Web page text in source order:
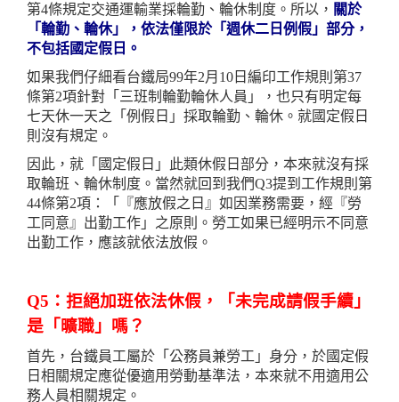
第4條規定交通運輸業採輪勤、輪休制度。所以， 關於
「輪勤、輪休」，依法僅限於「週休二日例假」部分，
不包括國定假日。
如果我們仔細看台鐵局99年2月10日編印工作規則第37
條第2項針對「三班制輪勤輪休人員」，也只有明定每
七天休一天之「例假日」採取輪勤、輪休。就國定假日
則沒有規定。
因此，就「國定假日」此類休假日部分，本來就沒有採
取輪班、輪休制度。當然就回到我們Q3提到工作規則第
44條第2項：「『應放假之日』如因業務需要，經『勞
工同意』出勤工作」之原則。勞工如果已經明示不同意
出勤工作，應該就依法放假。
Q5：拒絕加班依法休假，「未完成請假手續」
是「曠職」嗎？
首先，台鐵員工屬於「公務員兼勞工」身分，於國定假
日相關規定應從優適用勞動基準法，本來就不用適用公
務人員相關規定。